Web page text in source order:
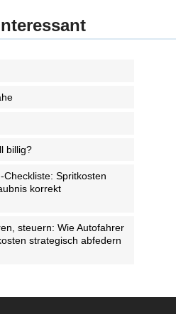
billig?
Checkliste: Spritkosten
korrekt
steuern: Wie Autofahrer
strategisch abfedern